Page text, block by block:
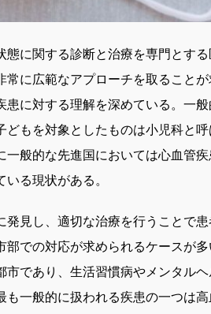
に関する診断と治療を専門とす
常に広範なアプローチを取ること
に対する理解を深めている。一
もを対象としたものは小児科と
般的な先進国においては心血管
る現状がある。
見し、適切な治療を行うことで
での対応が求められるケースが
であり、生活習慣病やメンタル
一般的に扱われる疾患の一つは高